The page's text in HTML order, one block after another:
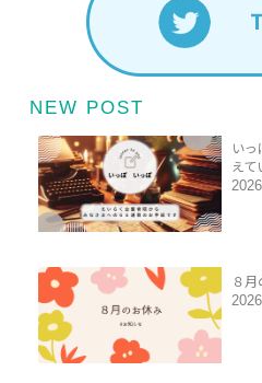
NEW POST
い
えて
８